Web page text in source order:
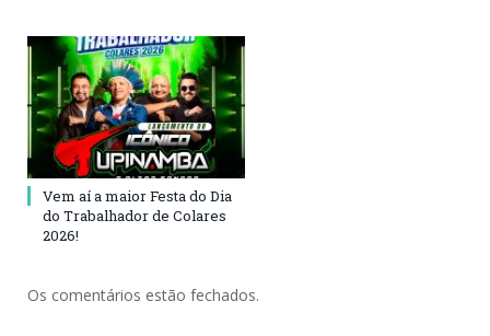
Vem aí a maior Festa do Dia
do Trabalhador de Colares
2026!
Os comentários estão fechados.